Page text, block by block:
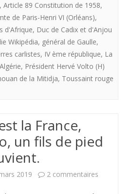
pied
, Article 89 Constitution de 1958,
de Paris-Henri VI (Orléans),
d'Afrique, Duc de Cadix et d'Anjou
Wikipédia, général de Gaulle,
carlistes, IV ème république, La
, Président Hervé Volto (H)
de la Mitidja, Toussaint rouge
la France,
un fils de pied
2019 2 commentaires